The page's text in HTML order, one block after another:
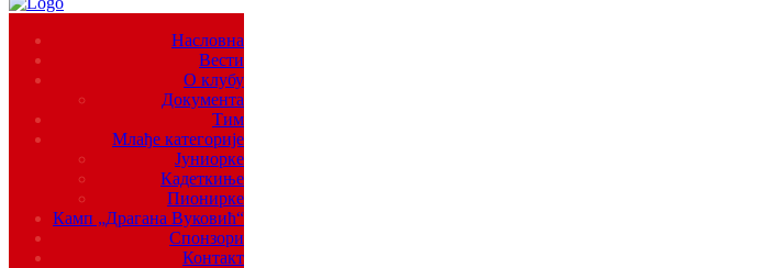
Насловна
Вести
О клубу
Документа
Тим
Млађе категорије
Јуниорке
Кадеткиње
Пионирке
Камп „Драгана Вуковић“
Спонзори
Контакт